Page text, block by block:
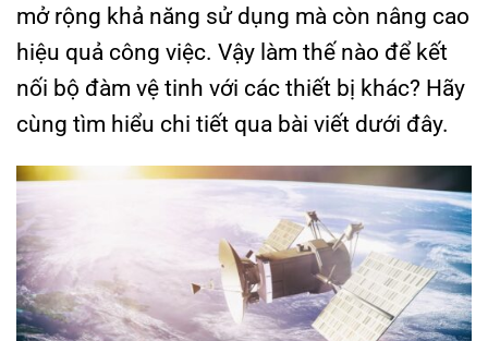
mở rộng khả năng sử dụng mà còn nâng cao
hiệu quả công việc. Vậy làm thế nào để kết
nối bộ đàm vệ tinh với các thiết bị khác? Hãy
cùng tìm hiểu chi tiết qua bài viết dưới đây.